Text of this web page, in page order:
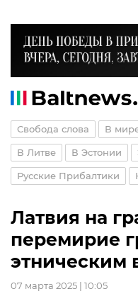
Свобода слова В
В Литве В Эстонии
Русские Прибалтики
Латвия на
перемирие
этническим
07 марта 2025 | 10:05